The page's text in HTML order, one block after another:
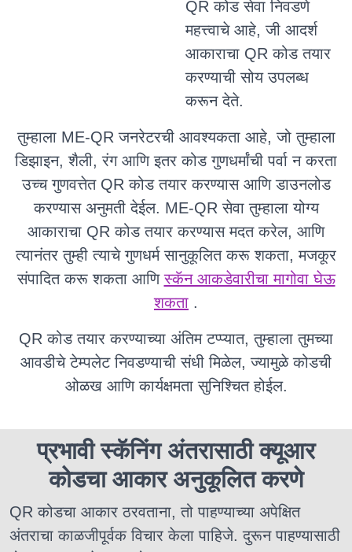
QR कोड सेवा निवडणे
महत्त्वाचे आहे, जी आदर्श
आकाराचा QR कोड तयार
करण्याची सोय उपलब्ध
करून देते.
तुम्हाला ME-QR जनरेटरची आवश्यकता आहे, जो तुम्हाला
डिझाइन, शैली, रंग आणि इतर कोड गुणधर्मांची पर्वा न करता
उच्च गुणवत्तेत QR कोड तयार करण्यास आणि डाउनलोड
करण्यास अनुमती देईल. ME-QR सेवा तुम्हाला योग्य
आकाराचा QR कोड तयार करण्यास मदत करेल, आणि
त्यानंतर तुम्ही त्याचे गुणधर्म सानुकूलित करू शकता, मजकूर
संपादित करू शकता आणिस्कॅन आकडेवारीचा मागोवा घेऊ
शकता .
QR कोड तयार करण्याच्या अंतिम टप्प्यात, तुम्हाला तुमच्या
आवडीचे टेम्पलेट निवडण्याची संधी मिळेल, ज्यामुळे कोडची
ओळख आणि कार्यक्षमता सुनिश्चित होईल.
प्रभावी स्कॅनिंग अंतरासाठी क्यूआर
कोडचा आकार अनुकूलित करणे
QR कोडचा आकार ठरवताना, तो पाहण्याच्या अपेक्षित
अंतराचा काळजीपूर्वक विचार केला पाहिजे. दुरून पाहण्यासाठी